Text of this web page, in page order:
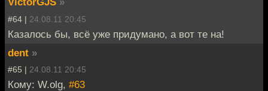
#64 | 24.08.11 20:45
Казалось бы, всё уже придумано, а вот те на!
dent »
#65 | 24.08.11 20:45
Кому: W.olg, #63